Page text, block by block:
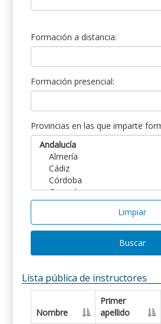
Formación a distancia:
Formación presencial:
Provincias en las que imparte
Limpiar
Buscar
Lista pública de instructores
Nombre
Primer
apellido